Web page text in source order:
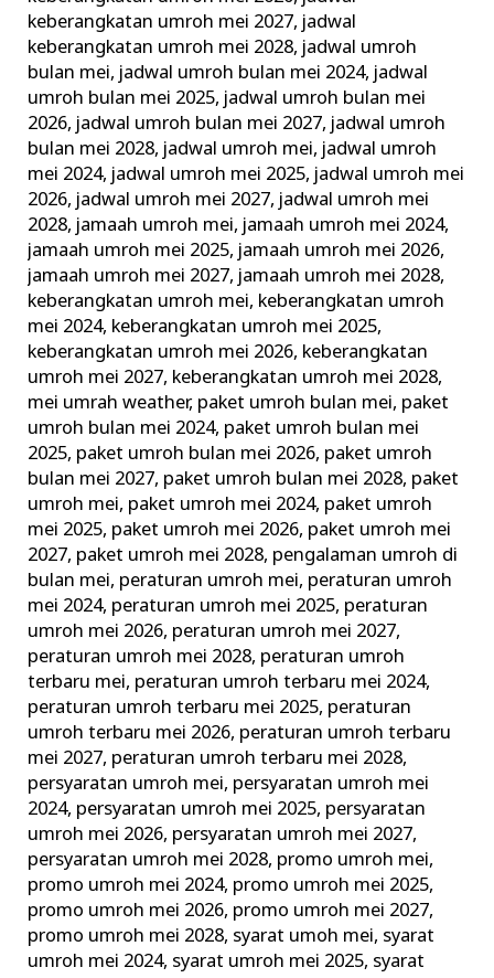
keberangkatan umroh mei 2027, jadwal
keberangkatan umroh mei 2028, jadwal umroh
bulan mei, jadwal umroh bulan mei 2024, jadwal
umroh bulan mei 2025, jadwal umroh bulan mei
2026, jadwal umroh bulan mei 2027, jadwal umroh
bulan mei 2028, jadwal umroh mei, jadwal umroh
mei 2024, jadwal umroh mei 2025, jadwal umroh mei
2026, jadwal umroh mei 2027, jadwal umroh mei
2028, jamaah umroh mei, jamaah umroh mei 2024,
jamaah umroh mei 2025, jamaah umroh mei 2026,
jamaah umroh mei 2027, jamaah umroh mei 2028,
keberangkatan umroh mei, keberangkatan umroh
mei 2024, keberangkatan umroh mei 2025,
keberangkatan umroh mei 2026, keberangkatan
umroh mei 2027, keberangkatan umroh mei 2028,
mei umrah weather, paket umroh bulan mei, paket
umroh bulan mei 2024, paket umroh bulan mei
2025, paket umroh bulan mei 2026, paket umroh
bulan mei 2027, paket umroh bulan mei 2028, paket
umroh mei, paket umroh mei 2024, paket umroh
mei 2025, paket umroh mei 2026, paket umroh mei
2027, paket umroh mei 2028, pengalaman umroh di
bulan mei, peraturan umroh mei, peraturan umroh
mei 2024, peraturan umroh mei 2025, peraturan
umroh mei 2026, peraturan umroh mei 2027,
peraturan umroh mei 2028, peraturan umroh
terbaru mei, peraturan umroh terbaru mei 2024,
peraturan umroh terbaru mei 2025, peraturan
umroh terbaru mei 2026, peraturan umroh terbaru
mei 2027, peraturan umroh terbaru mei 2028,
persyaratan umroh mei, persyaratan umroh mei
2024, persyaratan umroh mei 2025, persyaratan
umroh mei 2026, persyaratan umroh mei 2027,
persyaratan umroh mei 2028, promo umroh mei,
promo umroh mei 2024, promo umroh mei 2025,
promo umroh mei 2026, promo umroh mei 2027,
promo umroh mei 2028, syarat umoh mei, syarat
umroh mei 2024, syarat umroh mei 2025, syarat